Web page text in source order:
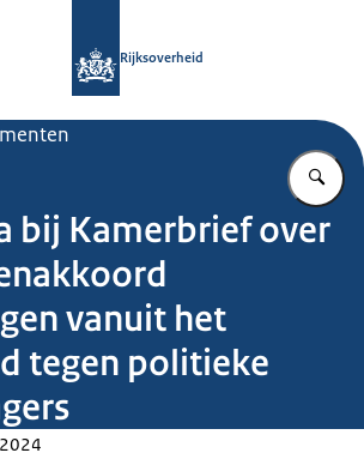
Rijksoverheid
bij Kamerbrief over
vanuit het
tegen politieke